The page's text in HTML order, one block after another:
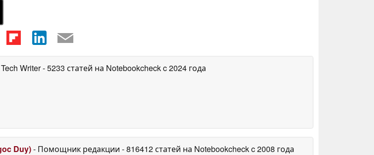
Writer- 5233 статей на Notebookcheckc 2024 года
Duy)- Помощник редакции - 816412 статей на Notebookcheckc 2008 года